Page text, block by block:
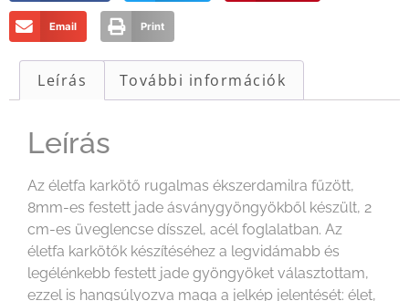
Email Print
Leírás További információk
Leírás
Az életfa karkötő rugalmas ékszerdamilra fűzött,
8mm-es festett jade ásványgyöngyökből készült, 2
cm-es üveglencse dísszel, acél foglalatban. Az
életfa karkötők készítéséhez a legvidámabb és
legélénkebb festett jade gyöngyöket választottam,
ezzel is hangsúlyozva maga a jelkép jelentését: élet,